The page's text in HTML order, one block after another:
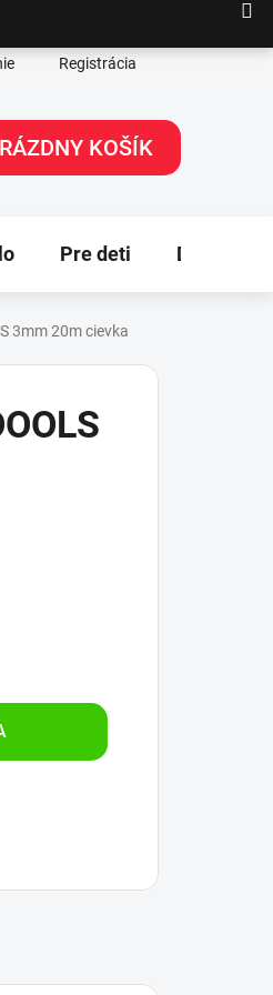
Registrácia
KOŠÍK
Pre deti Dekorácie
3mm 20m cievka